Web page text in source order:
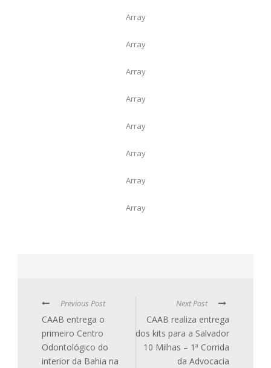
Array
Array
Array
Array
Array
Array
Array
Array
Previous Post
CAAB entrega o
primeiro Centro
Odontológico do
interior da Bahia na
Next Post
CAAB realiza entrega
dos kits para a Salvador
10 Milhas – 1ª Corrida
da Advocacia